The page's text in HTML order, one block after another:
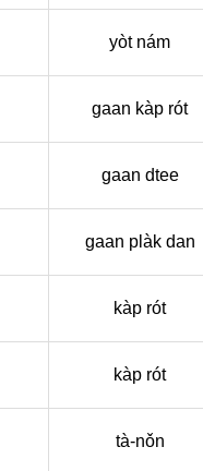
yòt nám
gaan kàp rót
gaan dtee
gaan plàk dan
kàp rót
kàp rót
tà-nǒn